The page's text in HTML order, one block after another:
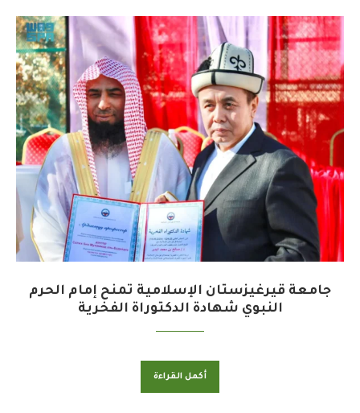
جامعة قيرغيزستان الإسلامية تمنح إمام الحرم
النبوي شهادة الدكتوراة الفخرية
أكمل القراءة